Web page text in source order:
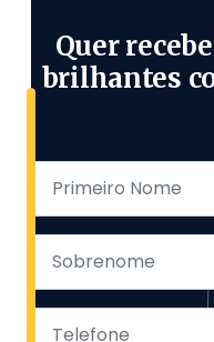
Quer
brilhantes